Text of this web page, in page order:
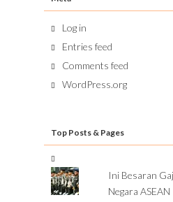
Log in
Entries feed
Comments feed
WordPress.org
Top Posts & Pages
Ini Besaran
Negara ASEAN